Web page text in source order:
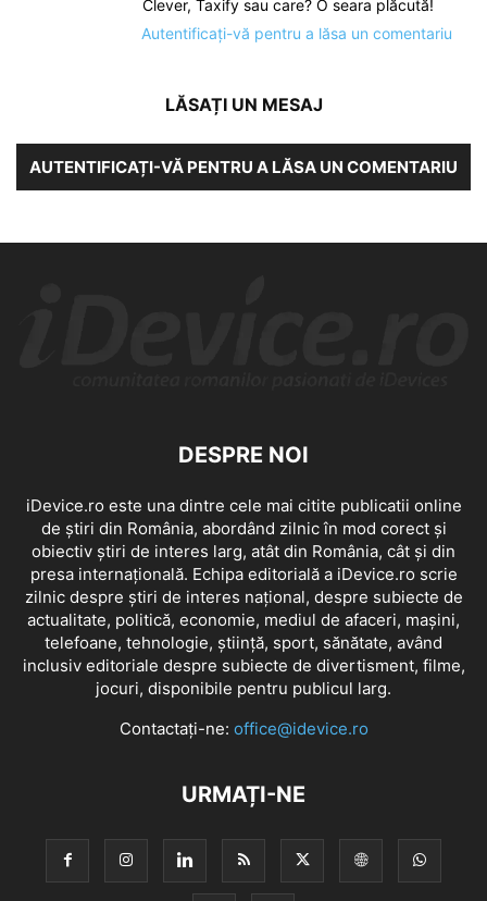
Clever, Taxify sau care? O seara plăcută!
Autentificați-vă pentru a lăsa un comentariu
LĂSAȚI UN MESAJ
AUTENTIFICAȚI-VĂ PENTRU A LĂSA UN COMENTARIU
DESPRE NOI
iDevice.ro este una dintre cele mai citite publicatii online
de știri din România, abordând zilnic în mod corect și
obiectiv știri de interes larg, atât din România, cât și din
presa internațională. Echipa editorială a iDevice.ro scrie
zilnic despre știri de interes național, despre subiecte de
actualitate, politică, economie, mediul de afaceri, mașini,
telefoane, tehnologie, știință, sport, sănătate, având
inclusiv editoriale despre subiecte de divertisment, filme,
jocuri, disponibile pentru publicul larg.
Contactați-ne: office@idevice.ro
URMAȚI-NE